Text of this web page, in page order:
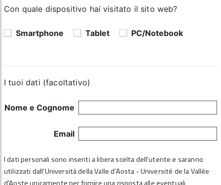
Con quale dispositivo hai visitato il sito web?
Smartphone Tablet PC/Notebook
I tuoi dati (facoltativo)
Nome e Cognome
Email
I dati personali sono inseriti a libera scelta dell'utente e saranno
utilizzati dall'Università della Valle d'Aosta - Université de la Vallée